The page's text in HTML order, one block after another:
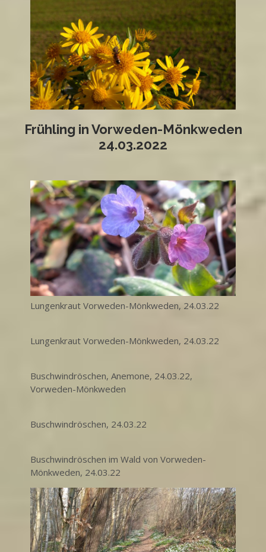
Frühling in Vorweden-Mönkweden
24.03.2022
Lungenkraut Vorweden-Mönkweden, 24.03.22
Lungenkraut Vorweden-Mönkweden, 24.03.22
Buschwindröschen, Anemone, 24.03.22,
Vorweden-Mönkweden
Buschwindröschen, 24.03.22
Buschwindröschen im Wald von Vorweden-
Mönkweden, 24.03.22